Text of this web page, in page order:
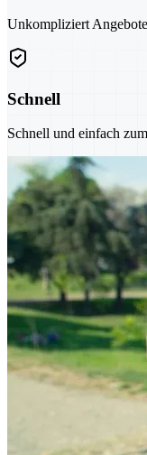
Unkompliziert
Schnell
Schnell und einfach